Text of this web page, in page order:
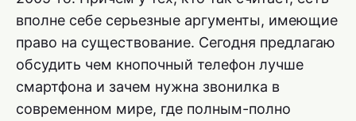
вполне себе серьезные аргументы, имеющие
право на существование. Сегодня предлагаю
обсудить чем кнопочный телефон лучше
смартфона и зачем нужна звонилка в
современном мире, где полным-полно